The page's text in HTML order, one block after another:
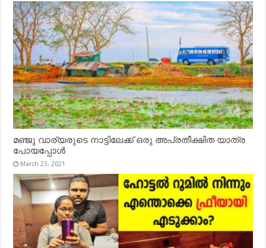
മഞ്ജു വാര്യരുടെ നാട്ടിലേക്ക് ഒരു അപ്രതീക്ഷിത യാത്ര
പോയപ്പോൾ
March 23, 2021